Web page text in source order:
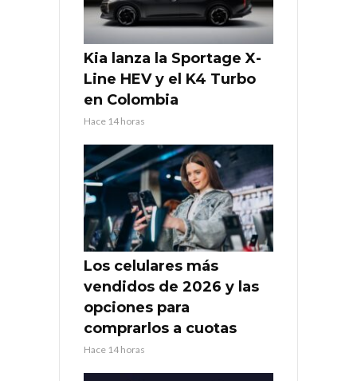
Kia lanza la Sportage X-
Line HEV y el K4 Turbo
en Colombia
Hace 14 horas
Los celulares más
vendidos de 2026 y las
opciones para
comprarlos a cuotas
Hace 14 horas